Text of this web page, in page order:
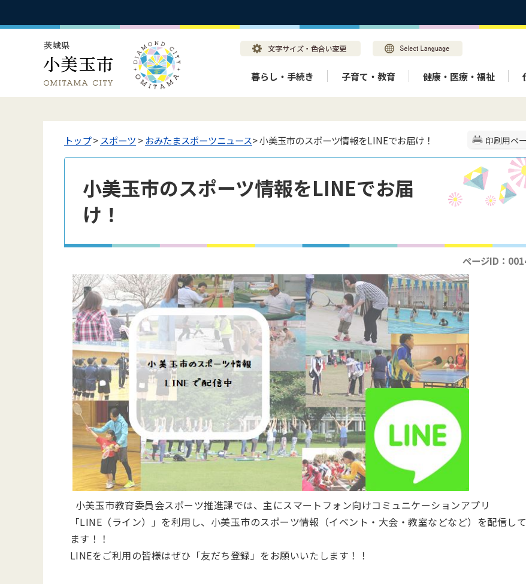
暮らし・手続き 子育て・教育 健康・医療・福祉
印刷用ペ
トップ> スポーツ >おみたまスポーツニュース> 小美玉市のスポーツ情報をLINEでお届け！
小美玉市のスポーツ情報をLINEでお届
け！
ページID：
小美玉市教育委員会スポーツ推進課では、主にスマートフォン向けコミュニケーションアプリ
「LINE（ライン）」を利用し、小美玉市のスポーツ情報（イベント・大会・教室などなど）を配信し
ます！！
LINEをご利用の皆様はぜひ「友だち登録」をお願いいたします！！